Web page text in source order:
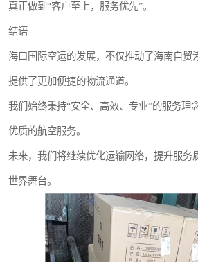
真正做到“客户至上，服务优先”。
结语
海口国际空运的发展，不仅推动了海南自贸
提供了更加便捷的物流通道。
我们始终秉持“安全、高效、专业”的服务理
优质的航空服务。
未来，我们将继续优化运输网络，提升服务
世界舞台。